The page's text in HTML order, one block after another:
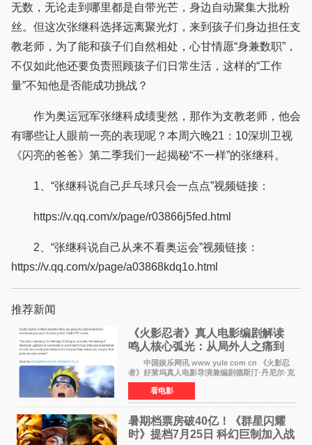
无数，无论走到哪里都是自带光芒，身边自动聚集大批粉
丝。但这次张继科选择远离聚光灯，来到孩子们身边担任支
教老师，为了能和孩子们自然相处，心甘情愿“身兼数职”，
不仅如此他还要负责照顾孩子们日常生活，这样的“工作
量”不知他是否能成功挑战？
作为奥运冠军张继科成绩斐然，那作为支教老师，他会
有哪些让人眼前一亮的表现呢？本周六晚21：10深圳卫视
《闪亮的爸爸》第二季我们一起揭秘“不一样”的张继科。
1、“张继科说自己乒乓球只会一点点”视频链接：
https://v.qq.com/x/page/r03866j5fed.html
2、“张继科说自己从来不看奥运会”视频链接：
https://v.qq.com/x/page/a03868kdq1o.html
推荐新闻
《火影忍者》真人电影编剧解读
鸣人核心弧光：从局外人之痛到
自我觉醒
中国娱乐网讯 www yule com cn 《火影忍
者》好莱坞真人电影导演兼编剧德斯汀·丹尼尔·克
雷顿近日在采访中分享了对主角鸣人成长弧光的
理解，透露电影将深入探索鸣人作为局外人的情
感历程。
看电影
暑期档票房破40亿！《群星闪耀
时》提档7月25日 科幻巨制加入战